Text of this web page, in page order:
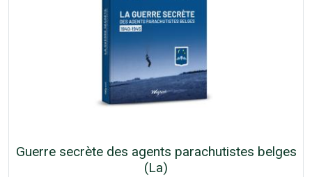
Guerre secrète des agents parachutistes belges
(La)